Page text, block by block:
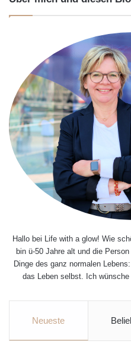
Hallo bei Life with a glow! Wie
bin ü-50 Jahre alt und die
Dinge des ganz normalen
das Leben selbst. Ich
Neueste